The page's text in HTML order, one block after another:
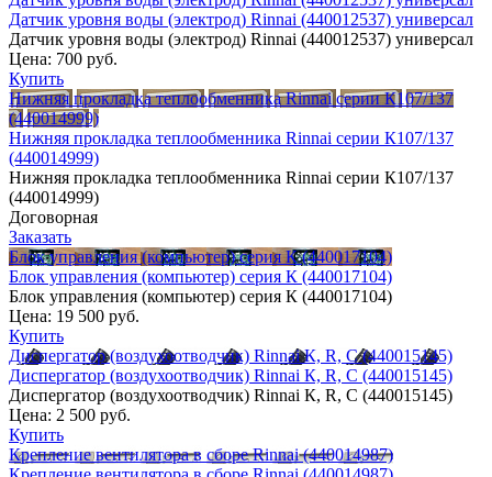
Датчик уровня воды (электрод) Rinnai (440012537) универсал
Датчик уровня воды (электрод) Rinnai (440012537) универсал
Цена: 700 руб.
Купить
Нижняя прокладка теплообменника Rinnai серии К107/137
(440014999)
Нижняя прокладка теплообменника Rinnai серии К107/137
(440014999)
Нижняя прокладка теплообменника Rinnai серии К107/137
(440014999)
Договорная
Заказать
Блок управления (компьютер) серия К (440017104)
Блок управления (компьютер) серия К (440017104)
Блок управления (компьютер) серия К (440017104)
Цена: 19 500 руб.
Купить
Диспергатор (воздухоотводчик) Rinnai К, R, C (440015145)
Диспергатор (воздухоотводчик) Rinnai К, R, C (440015145)
Диспергатор (воздухоотводчик) Rinnai К, R, C (440015145)
Цена: 2 500 руб.
Купить
Крепление вентилятора в сборе Rinnai (440014987)